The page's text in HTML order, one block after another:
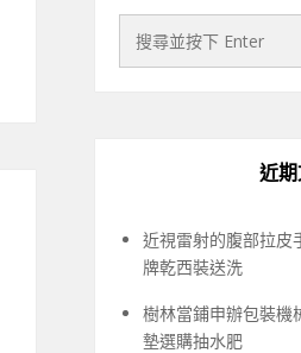
近
近視雷射的腹部拉皮
牌乾西裝送洗
樹林當鋪申辦包裝機
墊選購抽水肥